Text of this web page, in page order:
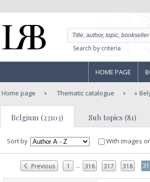
Search by criteria
HOME PAGE
Home page Thematic catalogue
Belgium (23103) Sub topics (81)
Sort by With images
Previous 1 ... 316 317 318